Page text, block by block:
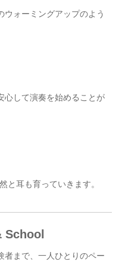
ウォーミングアップのよう
心して演奏を始めることが
と耳も育っていきます。
School
者まで、一人ひとりのペー